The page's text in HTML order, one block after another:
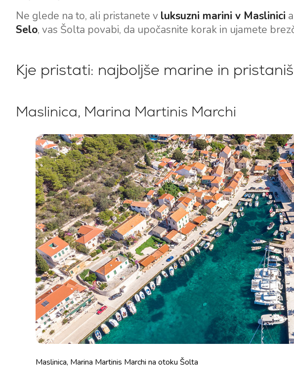
Ne glede na to, ali pristanete v luksuzni marini v Maslinici
Selo, vas Šolta povabi, da upočasnite korak in ujamete
Kje pristati: najboljše marine in
Maslinica, Marina Martinis Marchi
Maslinica, Marina Martinis Marchi na otoku Šolta
Kontakt
Novice / Blog
Partnerji
Pogosta Vprašanja
Naša Flota
Jadrnice
Motorni čolni
Katamarani
Motorni katamarani
Storitve
Najem jadrnice
posadke
Najem jadrnice s
Luksuzni najem
posadko